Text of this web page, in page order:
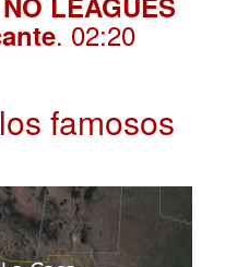
. 02:20
famosos